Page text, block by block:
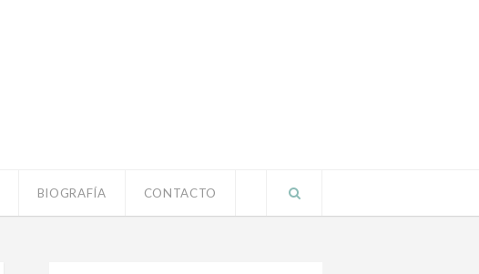
BIOGRAFÍA CONTACTO